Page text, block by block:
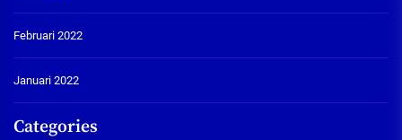
Februari 2022
Januari 2022
Categories